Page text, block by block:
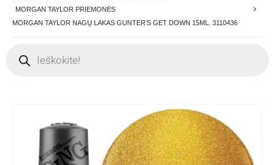
MORGAN TAYLOR PRIEMONĖS
MORGAN TAYLOR NAGŲ LAKAS GUNTER’S GET DOWN 15ML. 3110436